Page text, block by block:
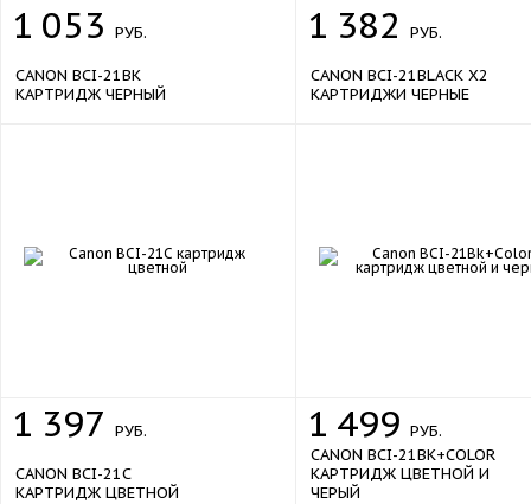
1 053 РУБ.
CANON BCI-21BK
КАРТРИДЖ ЧЕРНЫЙ
1 382 РУБ.
CANON BCI-21BLACK X2
КАРТРИДЖИ ЧЕРНЫЕ
1 397 РУБ.
CANON BCI-21C
КАРТРИДЖ ЦВЕТНОЙ
1 499 РУБ.
CANON BCI-21BK+COLOR
КАРТРИДЖ ЦВЕТНОЙ И
ЧЕРЫЙ